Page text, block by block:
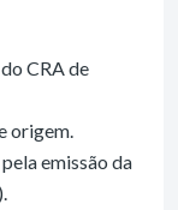
CRA de
origem.
emissão da